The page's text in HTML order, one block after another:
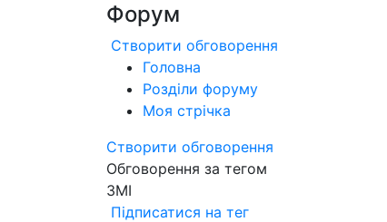
Форум
Створити обговорення
Головна
Розділи форуму
Моя стрічка
Створити обговорення
Обговорення за тегом
ЗМІ
Підписатися на тег